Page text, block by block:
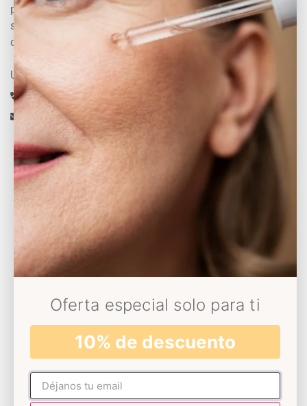
promover el bienestar y hacer que las personas se
sientan bien consigo mismas para que se
conviertan en su mejor versión
Un experto te asesora
+34 633 430 993
info@decoloresnatur.com
Universo Decolores
Conócenos
Sostenibilidad
Somos Solidarios
Atención al cliente
Oferta especial solo para ti
10% de descuento
No rellenar